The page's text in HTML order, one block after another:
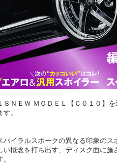
８ＮＥＷ ＭＯＤＥＬ【Ｃ０１０】
。
パイラルスポークの異なる印象のス
い概念を打ち出す、ディスク面に